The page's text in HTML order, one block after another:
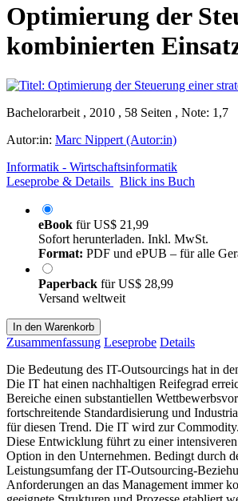
Optimierung der
kombinierten
Bachelorarbeit , 2010 , 58 Seiten , Note: 1,7
Autor:in: Marc Nippert (Autor:in)
Informatik - Wirtschaftsinformatik
Leseprobe & Details
Blick ins Buch
eBook fürUS$ 21,99
Sofort herunterladen. Inkl. MwSt.
Format: PDF und ePUB – für alle
Paperback fürUS$ 28,99
Versand weltweit
In den Warenkorb
Zusammenfassung Leseprobe Details
Die Bedeutung des IT-Outsourcings hat in
Die IT hat einen nachhaltigen Reifegrad
Bereiche einen substantiellen
fortschreitende Standardisierung und
für diesen Trend. Die IT wird zur
Diese Entwicklung führt zu einer
Option in den Unternehmen. Bedingt durch
Leistungsumfang der IT-Outsourcing-
Anforderungen an das Management immer